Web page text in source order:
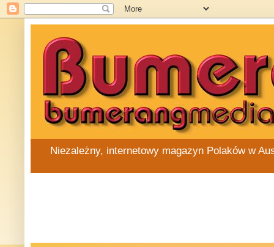
Niezależny, internetowy magazyn Polaków w